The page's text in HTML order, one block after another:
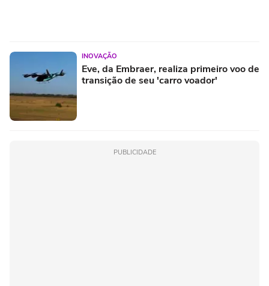
INOVAÇÃO
Eve, da Embraer, realiza primeiro voo de
transição de seu 'carro voador'
PUBLICIDADE